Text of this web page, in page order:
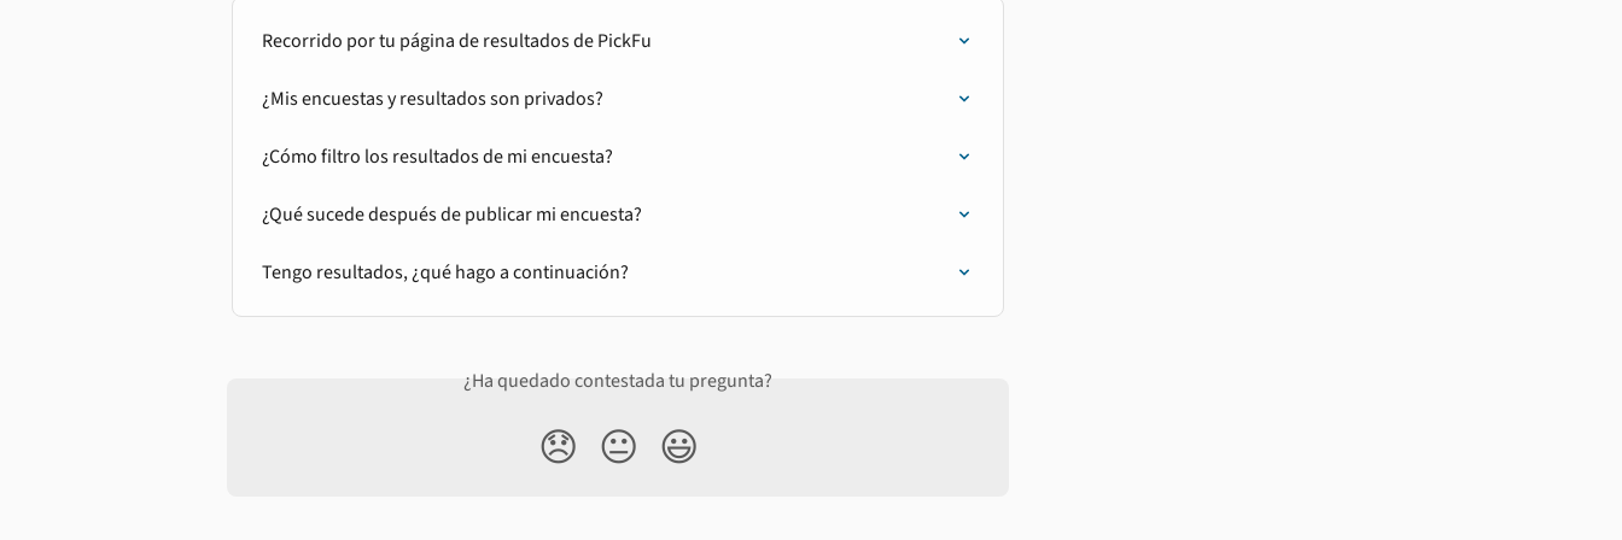
Recorrido por tu página de resultados de PickFu
¿Mis encuestas y resultados son privados?
¿Cómo filtro los resultados de mi encuesta?
¿Qué sucede después de publicar mi encuesta?
Tengo resultados, ¿qué hago a continuación?
¿Ha quedado contestada tu pregunta?
😞 😐 😃